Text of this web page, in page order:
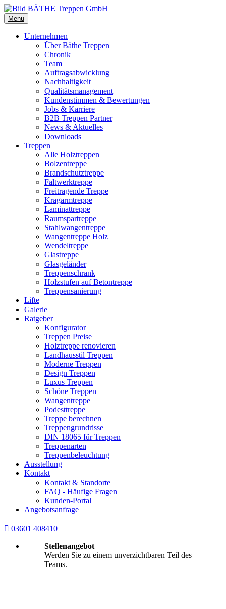
Menu
Unternehmen
Über Bäthe Treppen
Chronik
Team
Auftragsabwicklung
Nachhaltigkeit
Qualitätsmanagement
Kundenstimmen & Bewertungen
Jobs & Karriere
B2B Treppen Partner
News & Aktuelles
Downloads
Treppen
Alle Holztreppen
Bolzentreppe
Brandschutztreppe
Faltwerktreppe
Freitragende Treppe
Kragarmtreppe
Laminattreppe
Raumspartreppe
Stahlwangentreppe
Wangentreppe Holz
Wendeltreppe
Glastreppe
Glasgeländer
Treppenschrank
Holzstufen auf Betontreppe
Treppensanierung
Lifte
Galerie
Ratgeber
Konfigurator
Treppen Preise
Holztreppe renovieren
Landhausstil Treppen
Moderne Treppen
Design Treppen
Luxus Treppen
Schöne Treppen
Wangentreppe
Podesttreppe
Treppe berechnen
Treppengrundrisse
DIN 18065 für Treppen
Treppenarten
Treppenbeleuchtung
Ausstellung
Kontakt
Kontakt & Standorte
FAQ - Häufige Fragen
Kunden-Portal
Angebotsanfrage
 03601 408410
Stellenangebot
Werden Sie zu einem unverzichtbaren Teil des
Teams.